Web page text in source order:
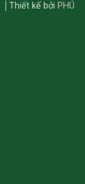
Thiết kế bởi PHÚ